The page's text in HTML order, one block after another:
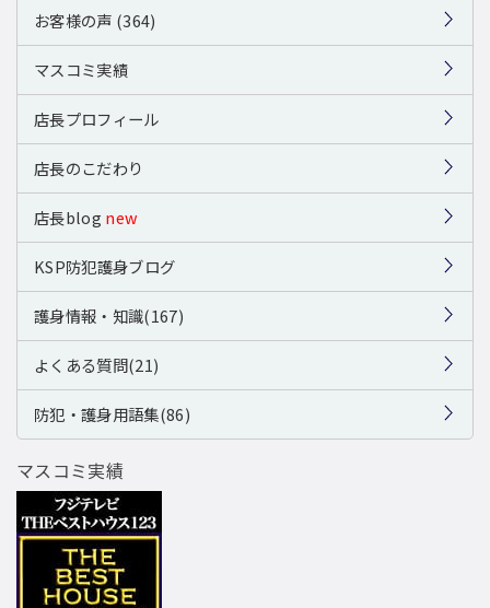
お客様の声 (364)
マスコミ実績
店長プロフィール
店長のこだわり
店長blog new
KSP防犯護身ブログ
護身情報・知識(167)
よくある質問(21)
防犯・護身用語集(86)
マスコミ実績